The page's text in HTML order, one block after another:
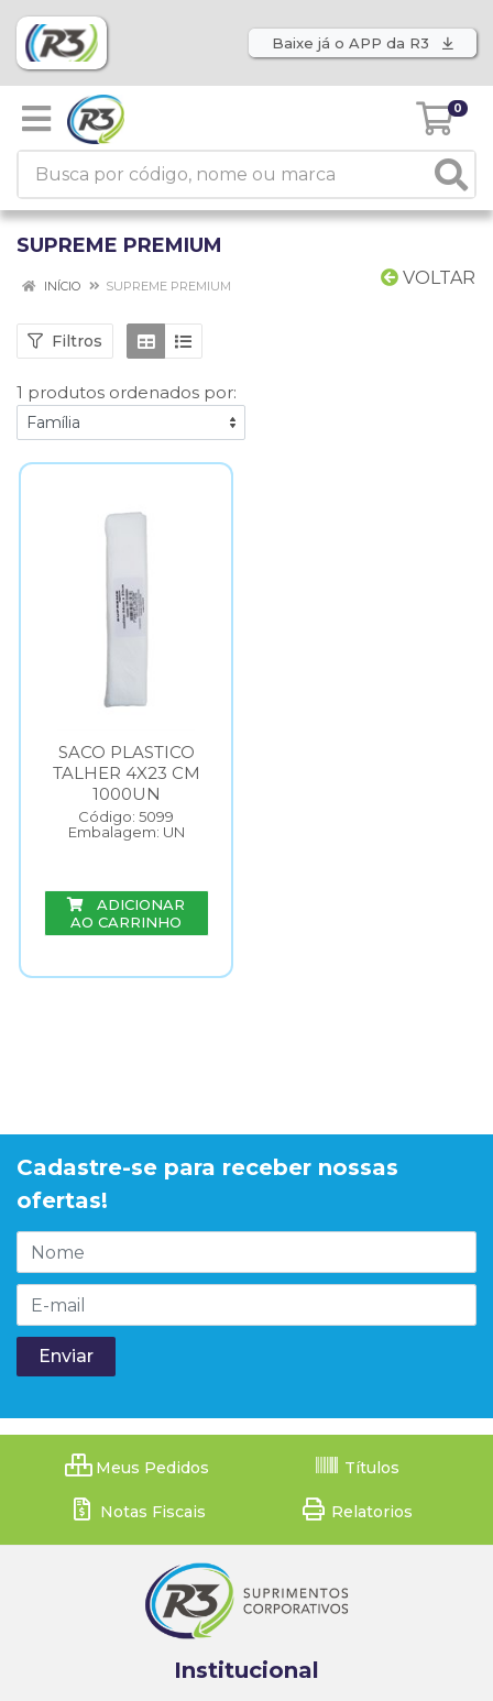
Baixe já o APP da R3
0
SUPREME PREMIUM
VOLTAR
INÍCIO SUPREME PREMIUM
Filtros
1 produtos ordenados por:
SACO PLASTICO
TALHER 4X23 CM
1000UN
Código: 5099
Embalagem: UN
ADICIONAR
AO CARRINHO
Cadastre-se para receber nossas
ofertas!
Meus Pedidos Títulos
Notas Fiscais Relatorios
Institucional